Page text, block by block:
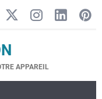
APPAREIL